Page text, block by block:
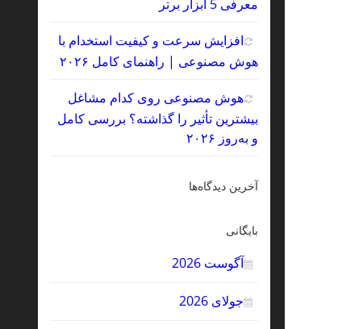
معرفی 5 ابزار برتر
افزایش سرعت و کیفیت استخدام با
هوش مصنوعی | راهنمای کامل ۲۰۲۶
هوش مصنوعی روی کدام مشاغل
بیشترین تأثیر را گذاشته؟ بررسی کامل
و به‌روز ۲۰۲۶
آخرین دیدگاه‌ها
بایگانی
آگوست 2026
جولای 2026